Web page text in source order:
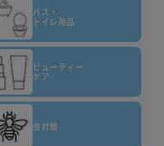
バス・
トイレ用品
ビューティー
ケア
虫対策